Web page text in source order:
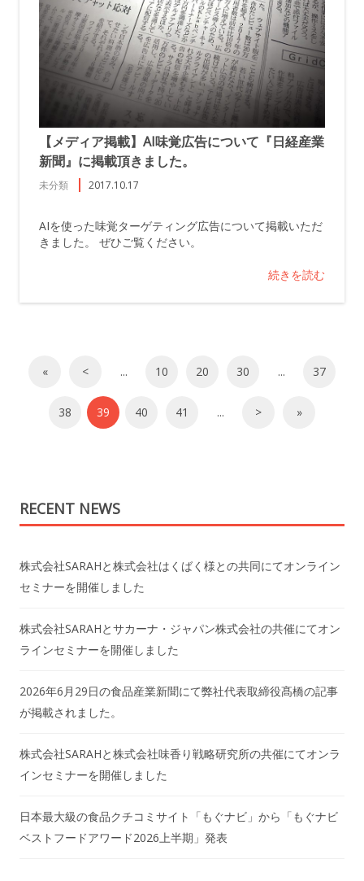
【メディア掲載】AI味覚広告について『日経産業
新聞』に掲載頂きました。
未分類 2017.10.17
AIを使った味覚ターゲティング広告について掲載いただ
きました。 ぜひご覧ください。
続きを読む
« < ... 10 20 30 ... 37
38 39 40 41 ... > »
RECENT NEWS
株式会社SARAHと株式会社はくばく様との共同にてオンライン
セミナーを開催しました
株式会社SARAHとサカーナ・ジャパン株式会社の共催にてオン
ラインセミナーを開催しました
2026年6月29日の食品産業新聞にて弊社代表取締役髙橋の記事
が掲載されました。
株式会社SARAHと株式会社味香り戦略研究所の共催にてオンラ
インセミナーを開催しました
日本最大級の食品クチコミサイト「もぐナビ」から「もぐナビ
ベストフードアワード2026上半期」発表